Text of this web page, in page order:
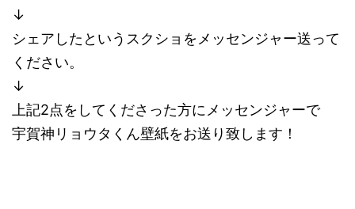
↓
シェアしたというスクショをメッセンジャー送って
ください。
↓
上記2点をしてくださった方にメッセンジャーで
宇賀神リョウタくん壁紙をお送り致します！